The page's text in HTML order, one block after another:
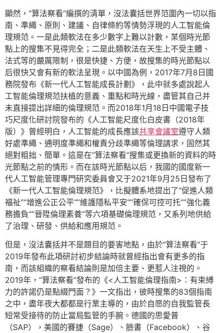
顯然，“算法察看”編撰的清單，沒法囊括世界范圍內一切以指
南、準繩、原則、建議、自律條約等情勢浮現的人工智能倫
理規范。一是此類軟法在多少數字上難以計數，某個時光節
點上的搜集不見得完全；二是此類軟法在天生上不受主體、
法式等的嚴厲限制，很是快捷、方便，故搜集的時光節點以
后很快又會有新的軟法呈現。以中國為例，2017年7月8日國
務院發布《新一代人工智能成長計劃》，此中就多處說起人
工智能倫理規范扶植的意義、重點和時光線，盡管其自己并
未直接提出詳細的倫理規范。而2018年1月18日中國電子技
巧尺度化研討院發布的《人工智能尺度化白皮書（2018年
版）》曾經明白，人工智能的成長應該共享會議室遵守人類
好處準繩、通明度準繩和權責分歧準繩等倫理請求，固然其
絕對粗拙、簡單。這是在“算法察看”搜集或更換新的資料的時
光節點之前的情形。而在該時光節點以后，我國的國度新一
代人工智能管理專門研究委員會又于2021年9月25日發布了
《新一代人工智能倫理規范》，比擬體系地提出了“促進人類
福祉”“增進公正公平“”維護隱私平安“”確保可控可托“”強化義
務擔負“”晉陞倫理素養”等六項基礎倫理規范，又系列地供給
了治理、研發、供給和應用規范。
但是，沒法囊括并不是題目的要害地點，由於“算法察看”于
2019年發布此項研討初步結論時就曾經指出會有更多的指
南，而該組織的察看結論則是加倍主要、更惹人注視的。
2019年，“算法察看”發布的《<人工智能倫理指南>：有束縛
力的許諾仍是點綴門面？》一文指出，彼時搜集的83個指南
之中，盡年夜大都都是行業主導的，由於自愿的自我監管長
短常受接待的防止當局監管的手腕。德國的思愛普
（SAP），美國的賽捷（Sage）、臉書（Facebook）、谷